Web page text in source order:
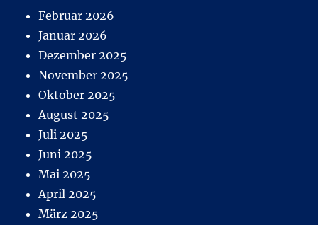
Februar 2026
Januar 2026
Dezember 2025
November 2025
Oktober 2025
August 2025
Juli 2025
Juni 2025
Mai 2025
April 2025
März 2025